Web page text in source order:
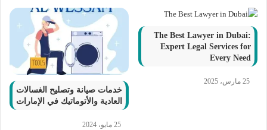
The Best Lawyer in Dubai:
Expert Legal Services for
Every Need
25 مارس، 2025
خدمات صيانة وتصليح الغسالات
العادية والأتوماتيك في الإمارات
25 مايو، 2024